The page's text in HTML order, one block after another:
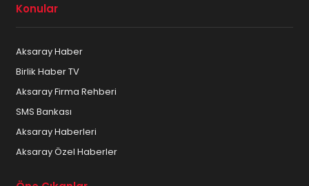
Konular
Aksaray Haber
Birlik Haber TV
Aksaray Firma Rehberi
SMS Bankası
Aksaray Haberleri
Aksaray Özel Haberler